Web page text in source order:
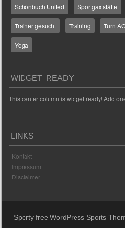
Schönbuch United Sportgaststätte
Trainer gesucht Training Turn AG
Yoga
WIDGET READY
This center column is widget ready! Add
LINKS
Kontakt
Impressum
Disclaimer
Sporty free WordPress Sports